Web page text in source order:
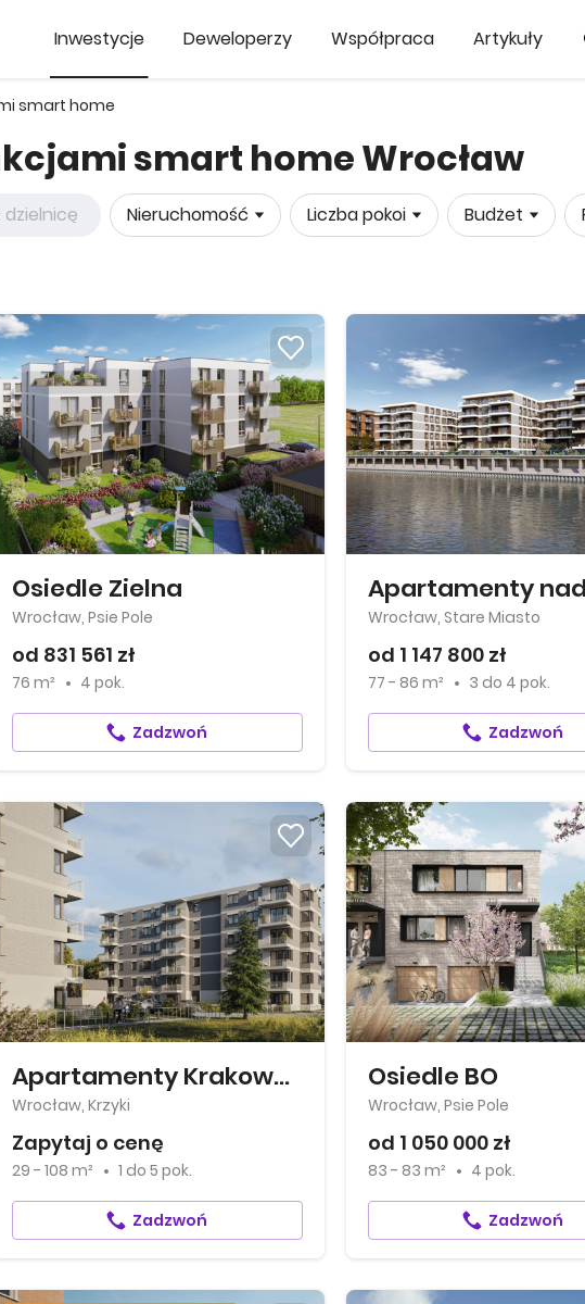
Inwestycje Deweloperzy Współpraca Artykuły
smart home
smart home Wrocław
dzielnicę Nieruchomość Liczba pokoi Budżet
Osiedle Zielna
Wrocław, Psie Pole
od 831 561 zł
76 m² 4 pok.
Zadzwoń
Wrocław, Stare Miasto
od 1 147 800 zł
77 - 86 m² 3 do 4 pok.
Zadzwoń
Apartamenty Krakowska
Wrocław, Krzyki
Zapytaj o cenę
29 - 108 m² 1 do 5 pok.
Zadzwoń
Osiedle BO
Wrocław, Psie Pole
od 1 050 000 zł
83 - 83 m² 4 pok.
Zadzwoń